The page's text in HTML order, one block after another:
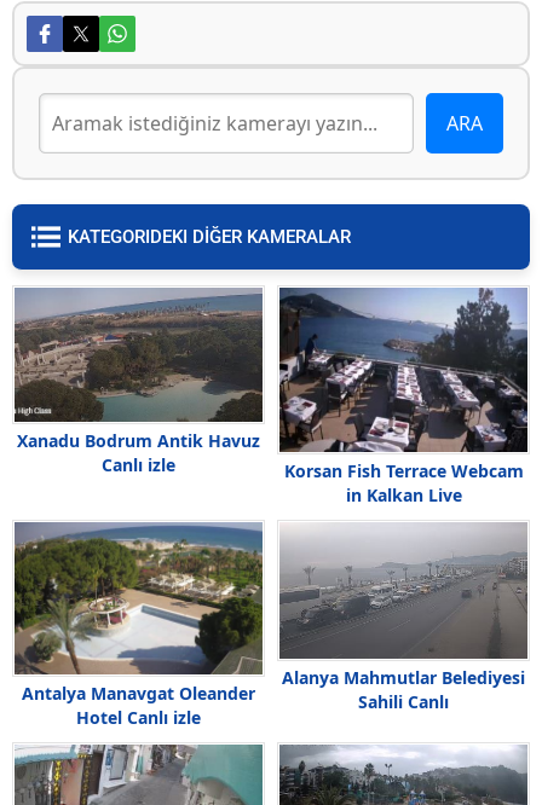
KATEGORIDEKI DİĞER KAMERALAR
Xanadu Bodrum Antik Havuz
Canlı izle
Korsan Fish Terrace Webcam
in Kalkan Live
Antalya Manavgat Oleander
Hotel Canlı izle
Alanya Mahmutlar Belediyesi
Sahili Canlı